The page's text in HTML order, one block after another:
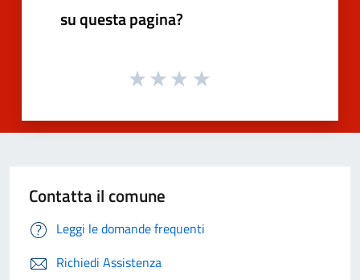
su questa pagina?
Contatta il comune
Leggi le domande frequenti
Richiedi Assistenza